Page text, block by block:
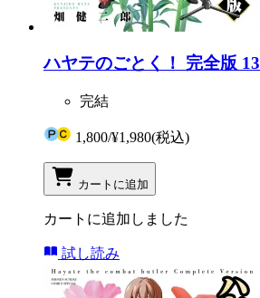
ハヤテのごとく！ 完全版 13
完結
1,800/¥1,980(税込)
カートに追加
カートに追加しました
試し読み